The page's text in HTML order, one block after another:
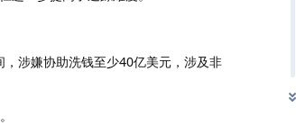
涉嫌协助洗钱至少40亿美元，涉及非